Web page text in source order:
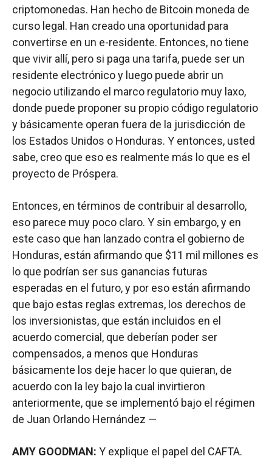
criptomonedas. Han hecho de Bitcoin moneda de
curso legal. Han creado una oportunidad para
convertirse en un e-residente. Entonces, no tiene
que vivir allí, pero si paga una tarifa, puede ser un
residente electrónico y luego puede abrir un
negocio utilizando el marco regulatorio muy laxo,
donde puede proponer su propio código regulatorio
y básicamente operan fuera de la jurisdicción de
los Estados Unidos o Honduras. Y entonces, usted
sabe, creo que eso es realmente más lo que es el
proyecto de Próspera.
Entonces, en términos de contribuir al desarrollo,
eso parece muy poco claro. Y sin embargo, y en
este caso que han lanzado contra el gobierno de
Honduras, están afirmando que $11 mil millones es
lo que podrían ser sus ganancias futuras
esperadas en el futuro, y por eso están afirmando
que bajo estas reglas extremas, los derechos de
los inversionistas, que están incluidos en el
acuerdo comercial, que deberían poder ser
compensados, a menos que Honduras
básicamente los deje hacer lo que quieran, de
acuerdo con la ley bajo la cual invirtieron
anteriormente, que se implementó bajo el régimen
de Juan Orlando Hernández —
AMY GOODMAN: Y explique el papel del CAFTA.